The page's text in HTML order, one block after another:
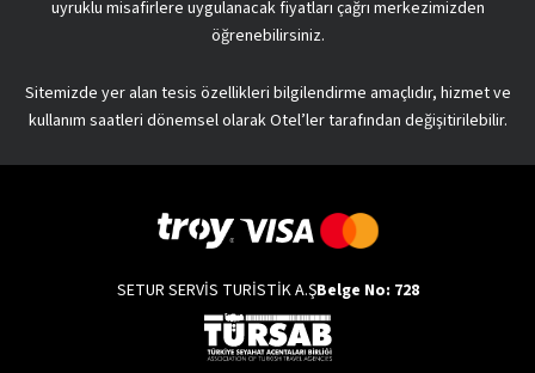
uyruklu misafirlere uygulanacak fiyatları çağrı merkezimizden
öğrenebilirsiniz.
Sitemizde yer alan tesis özellikleri bilgilendirme amaçlıdır, hizmet ve
kullanım saatleri dönemsel olarak Otel’ler tarafından değişitirilebilir.
SETUR SERVİS TURİSTİK A.ŞBelge No: 728